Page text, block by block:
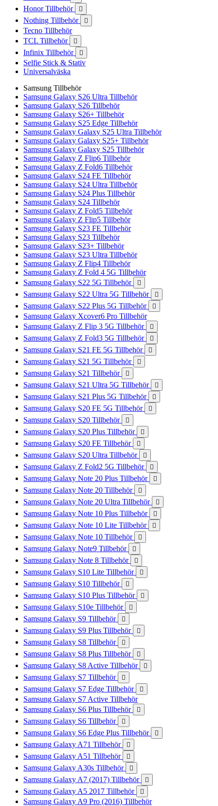
Honor Tillbehör 
Nothing Tillbehör 
Tecno Tillbehör
TCL Tillbehör

Infinix Tillbehör 
Selfie Stick & Stativ
Universalväska
Samsung Tillbehör
Samsung Galaxy S26 Ultra Tillbehör
Samsung Galaxy S26 Tillbehör
Samsung Galaxy S26+ Tillbehör
Samsung Galaxy S25 Edge Tillbehör
Samsung Galaxy Galaxy S25 Ultra Tillbehör
Samsung Galaxy Galaxy S25+ Tillbehör
Samsung Galaxy Galaxy S25 Tillbehör
Samsung Galaxy Z Flip6 Tillbehör
Samsung Galaxy Z Fold6 Tillbehör
Samsung Galaxy S24 FE Tillbehör
Samsung Galaxy S24 Ultra Tillbehör
Samsung Galaxy S24 Plus Tillbehör
Samsung Galaxy S24 Tillbehör
Samsung Galaxy Z Fold5 Tillbehör
Samsung Galaxy Z Flip5 Tillbehör
Samsung Galaxy S23 FE Tillbehör
Samsung Galaxy S23 Tillbehör
Samsung Galaxy S23+ Tillbehör
Samsung Galaxy S23 Ultra Tillbehör
Samsung Galaxy Z Flip4 Tillbehör
Samsung Galaxy Z Fold 4 5G Tillbehör
Samsung Galaxy S22 5G Tillbehör

Samsung Galaxy S22 Ultra 5G Tillbehör 
Samsung Galaxy S22 Plus 5G Tillbehör 
Samsung Galaxy Xcover6 Pro Tillbehör
Samsung Galaxy Z Flip 3 5G Tillbehör

Samsung Galaxy Z Fold3 5G Tillbehör 
Samsung Galaxy S21 FE 5G Tillbehör 
Samsung Galaxy S21 5G Tillbehör 
Samsung Galaxy S21 Tillbehör 
Samsung Galaxy S21 Ultra 5G Tillbehör 
Samsung Galaxy S21 Plus 5G Tillbehör 
Samsung Galaxy S20 FE 5G Tillbehör 
Samsung Galaxy S20 Tillbehör 
Samsung Galaxy S20 Plus Tillbehör 
Samsung Galaxy S20 FE Tillbehör 
Samsung Galaxy S20 Ultra Tillbehör 
Samsung Galaxy Z Fold2 5G Tillbehör 
Samsung Galaxy Note 20 Plus Tillbehör 
Samsung Galaxy Note 20 Tillbehör 
Samsung Galaxy Note 20 Ultra Tillbehör 
Samsung Galaxy Note 10 Plus Tillbehör 
Samsung Galaxy Note 10 Lite Tillbehör 
Samsung Galaxy Note 10 Tillbehör 
Samsung Galaxy Note9 Tillbehör 
Samsung Galaxy Note 8 Tillbehör 
Samsung Galaxy S10 Lite Tillbehör 
Samsung Galaxy S10 Tillbehör 
Samsung Galaxy S10 Plus Tillbehör 
Samsung Galaxy S10e Tillbehör 
Samsung Galaxy S9 Tillbehör 
Samsung Galaxy S9 Plus Tillbehör 
Samsung Galaxy S8 Tillbehör 
Samsung Galaxy S8 Plus Tillbehör 
Samsung Galaxy S8 Active Tillbehör 
Samsung Galaxy S7 Tillbehör 
Samsung Galaxy S7 Edge Tillbehör 
Samsung Galaxy S7 Active Tillbehör
Samsung Galaxy S6 Plus Tillbehör

Samsung Galaxy S6 Tillbehör 
Samsung Galaxy S6 Edge Plus Tillbehör 
Samsung Galaxy A71 Tillbehör 
Samsung Galaxy A51 Tillbehör 
Samsung Galaxy A30s Tillbehör 
Samsung Galaxy A7 (2017) Tillbehör 
Samsung Galaxy A5 2017 Tillbehör 
Samsung Galaxy A9 Pro (2016) Tillbehör